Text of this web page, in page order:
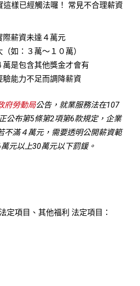
這樣已經觸法囉！ 常見不合理薪資
際薪資未達４萬元
如：３萬～１０萬）
萬是包含其他獎金才會有
驗能力不足而調降薪資
府勞動局公告，就業服務法在107
公布第5條第2項第6款規定，企業
不滿４萬元，需要透明公開薪資範
元以上30萬元以下罰鍰。
定項目、其他福利 法定項目：